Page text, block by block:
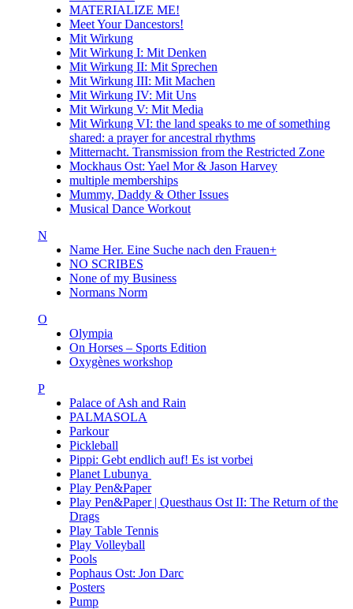
MATERIALIZE ME!
Meet Your Dancestors!
Mit Wirkung
Mit Wirkung I: Mit Denken
Mit Wirkung II: Mit Sprechen
Mit Wirkung III: Mit Machen
Mit Wirkung IV: Mit Uns
Mit Wirkung V: Mit Media
Mit Wirkung VI: the land speaks to me of something
shared: a prayer for ancestral rhythms
Mitternacht. Transmission from the Restricted Zone
Mockhaus Ost: Yael Mor & Jason Harvey
multiple memberships
Mummy, Daddy & Other Issues
Musical Dance Workout
N
Name Her. Eine Suche nach den Frauen+
NO SCRIBES
None of my Business
Normans Norm
O
Olympia
On Horses – Sports Edition
Oxygènes workshop
P
Palace of Ash and Rain
PALMASOLA
Parkour
Pickleball
Pippi: Gebt endlich auf! Es ist vorbei
Planet Lubunya
Play Pen&Paper
Play Pen&Paper | Questhaus Ost II: The Return of the
Drags
Play Table Tennis
Play Volleyball
Pools
Pophaus Ost: Jon Darc
Posters
Pump